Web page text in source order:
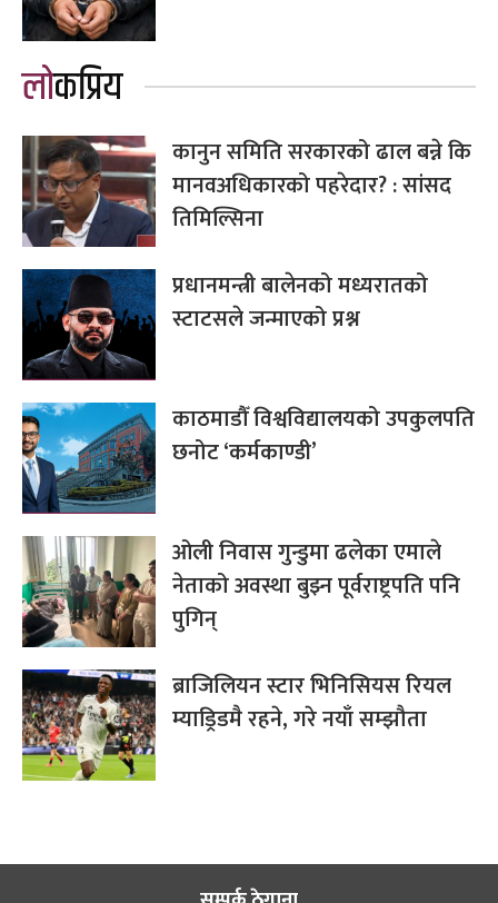
लोकप्रिय
कानुन समिति सरकारको ढाल बन्ने कि
मानवअधिकारको पहरेदार? : सांसद
तिमिल्सिना
प्रधानमन्त्री बालेनको मध्यरातको
स्टाटसले जन्माएको प्रश्न
काठमाडौँ विश्वविद्यालयको उपकुलपति
छनोट ‘कर्मकाण्डी’
ओली निवास गुन्डुमा ढलेका एमाले
नेताको अवस्था बुझ्न पूर्वराष्ट्रपति पनि
पुगिन्
ब्राजिलियन स्टार भिनिसियस रियल
म्याड्रिडमै रहने, गरे नयाँ सम्झौता